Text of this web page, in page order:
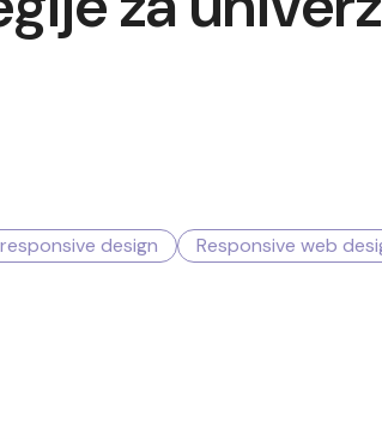
responsive design
Responsive web